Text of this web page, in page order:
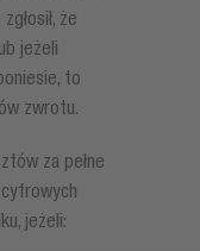
że
jeżeli
to
zwrotu.
za pełne
jeżeli: